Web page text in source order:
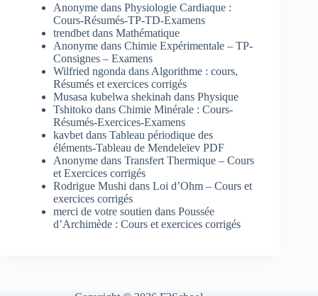
Anonyme dans Physiologie Cardiaque :
Cours-Résumés-TP-TD-Examens
trendbet dans Mathématique
Anonyme dans Chimie Expérimentale – TP-
Consignes – Examens
Wilfried ngonda dans Algorithme : cours,
Résumés et exercices corrigés
Musasa kubelwa shekinah dans Physique
Tshitoko dans Chimie Minérale : Cours-
Résumés-Exercices-Examens
kavbet dans Tableau périodique des
éléments-Tableau de Mendeleïev PDF
Anonyme dans Transfert Thermique – Cours
et Exercices corrigés
Rodrigue Mushi dans Loi d’Ohm – Cours et
exercices corrigés
merci de votre soutien dans Poussée
d’Archimède : Cours et exercices corrigés